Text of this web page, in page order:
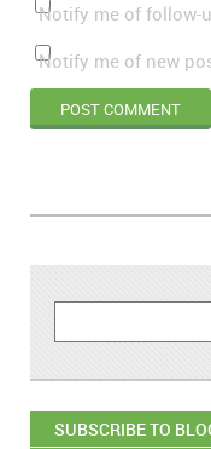
Notify me of follow-
Notify me of new
SUBSCRIBE TO